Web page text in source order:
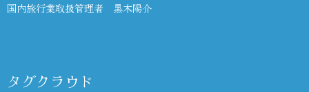
国内旅行業取扱管理者 黒木陽介
タグクラウド